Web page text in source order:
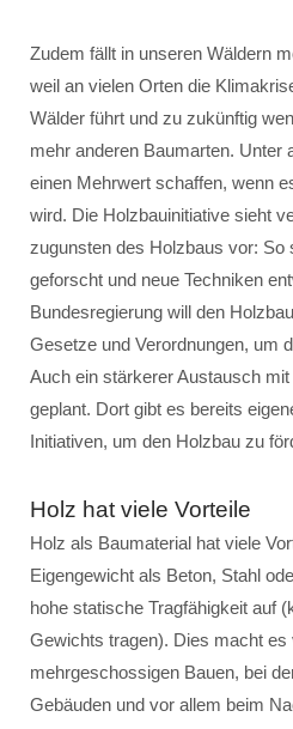
Zudem fällt in unseren Wäldern
weil an vielen Orten die
Wälder führt und zu zukünftig
mehr anderen Baumarten. Unter
einen Mehrwert schaffen, wenn
wird. Die Holzbauinitiative sieht
zugunsten des Holzbaus vor: So
geforscht und neue Techniken
Bundesregierung will den
Gesetze und Verordnungen, um
Auch ein stärkerer Austausch
geplant. Dort gibt es bereits
Initiativen, um den Holzbau zu
Holz hat viele Vorteile
Holz als Baumaterial hat viele
Eigengewicht als Beton, Stahl
hohe statische Tragfähigkeit auf
Gewichts tragen). Dies macht es
mehrgeschossigen Bauen, bei
Gebäuden und vor allem beim